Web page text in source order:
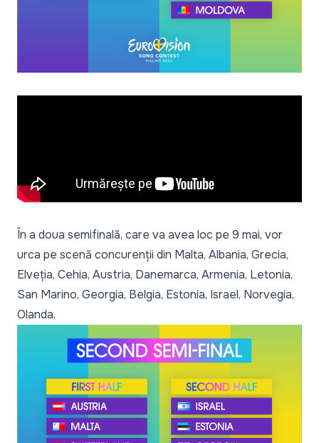
În a doua semifinală, care va avea loc pe 9 mai, vor
urca pe scenă concurenții din Malta, Albania, Grecia,
Elveția, Cehia, Austria, Danemarca, Armenia, Letonia,
San Marino, Georgia, Belgia, Estonia, Israel, Norvegia,
Olanda.